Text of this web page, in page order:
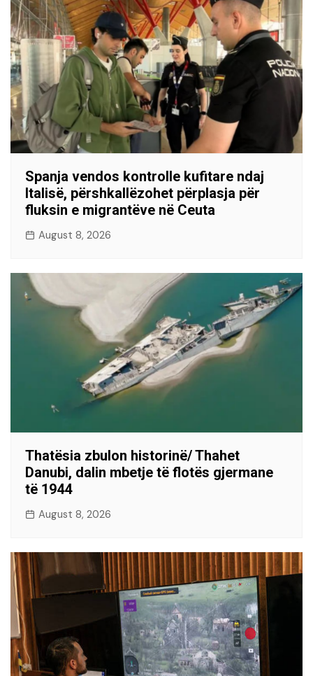
Spanja vendos kontrolle kufitare ndaj
Italisë, përshkallëzohet përplasja për
fluksin e migrantëve në Ceuta
August 8, 2026
Thatësia zbulon historinë/ Thahet
Danubi, dalin mbetje të flotës gjermane
të 1944
August 8, 2026